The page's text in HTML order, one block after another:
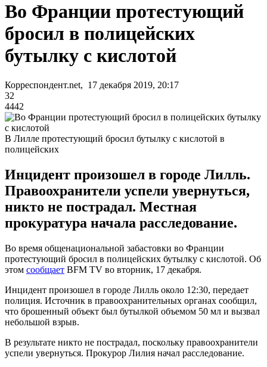
Во Франции протестующий
бросил в полицейских
бутылку с кислотой
Корреспондент.net, 17 декабря 2019, 20:17
32
4442
В Лилле протестующий бросил бутылку с кислотой в
полицейских
Инцидент произошел в городе Лилль.
Правоохранители успели увернуться,
никто не пострадал. Местная
прокуратура начала расследование.
Во время общенациональной забастовки во Франции
протестующий бросил в полицейских бутылку с кислотой. Об
этом сообщает BFM TV во вторник, 17 декабря.
Инцидент произошел в городе Лилль около 12:30, передает
полиция. Источник в правоохранительных органах сообщил,
что брошенный объект был бутылкой объемом 50 мл и вызвал
небольшой взрыв.
В результате никто не пострадал, поскольку правоохранители
успели увернуться. Прокурор Лилия начал расследование.